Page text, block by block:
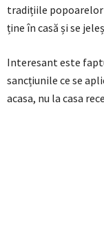
tradițiile
ține în casă și se
Interesant este
sancțiunile ce se
acasa, nu la casa